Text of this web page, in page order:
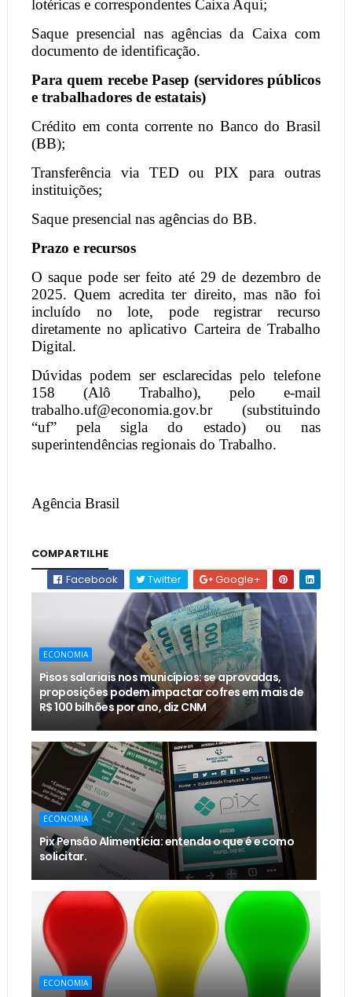
lotéricas e correspondentes Caixa Aqui;
Saque presencial nas agências da Caixa com
documento de identificação.
Para quem recebe Pasep (servidores públicos
e trabalhadores de estatais)
Crédito em conta corrente no Banco do Brasil
(BB);
Transferência via TED ou PIX para outras
instituições;
Saque presencial nas agências do BB.
Prazo e recursos
O saque pode ser feito até 29 de dezembro de
2025. Quem acredita ter direito, mas não foi
incluído no lote, pode registrar recurso
diretamente no aplicativo Carteira de Trabalho
Digital.
Dúvidas podem ser esclarecidas pelo telefone
158 (Alô Trabalho), pelo e-mail
trabalho.uf@economia.gov.br (substituindo
“uf” pela sigla do estado) ou nas
superintendências regionais do Trabalho.
Agência Brasil
COMPARTILHE
Facebook
Twitter Google+
ECONOMIA
Pisos salariais nos municípios: se aprovadas,
proposições podem impactar cofres em mais de
R$ 100 bilhões por ano, diz CNM
ECONOMIA
Pix Pensão Alimentícia: entenda o que é e como
solicitar.
ECONOMIA